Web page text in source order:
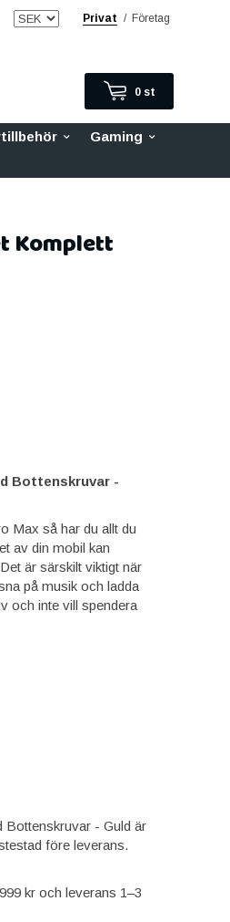
Privat / Företag
0 st
Gaming
Komplett
Bottenskruvar -
Max så har du allt du
av din mobil kan
är särskilt viktigt när
på musik och ladda
och inte vill spendera
Bottenskruvar - Guld är
före leverans.
kr och leverans 1–3